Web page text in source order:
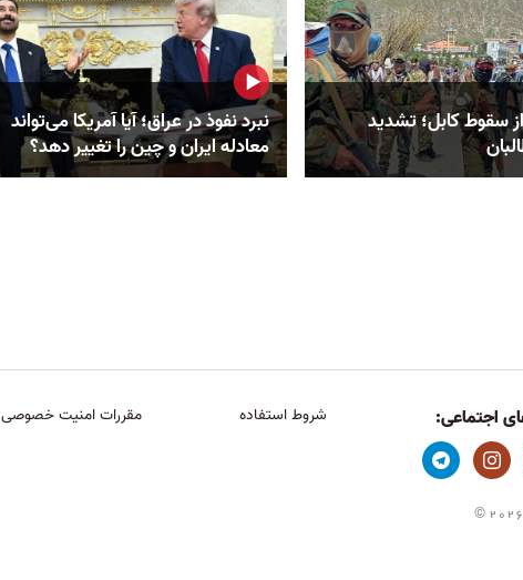
سقوط کابل؛ تشدید
نبرد نفوذ در عراق؛ آیا آمریکا می‌تواند
معادله ایران و چین را تغییر دهد؟
اجتماعی: شروط استفاده مقررات امنیت خصوصی
2026
©